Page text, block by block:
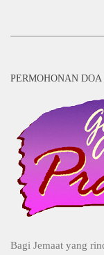
PERMOHONAN DOA
Bagi Jemaat yang